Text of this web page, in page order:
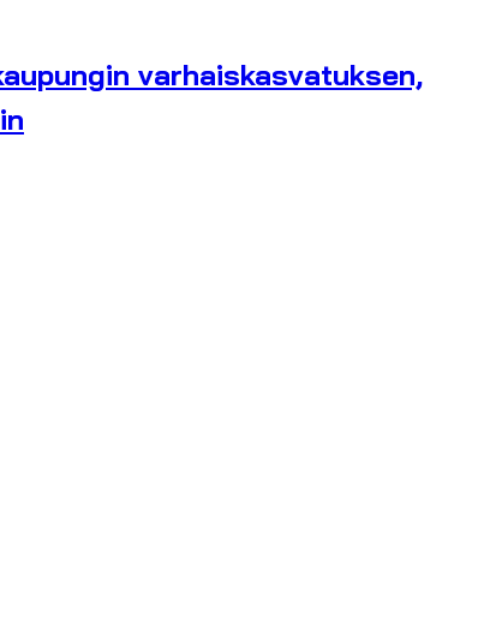
varhaiskasvatuksen,